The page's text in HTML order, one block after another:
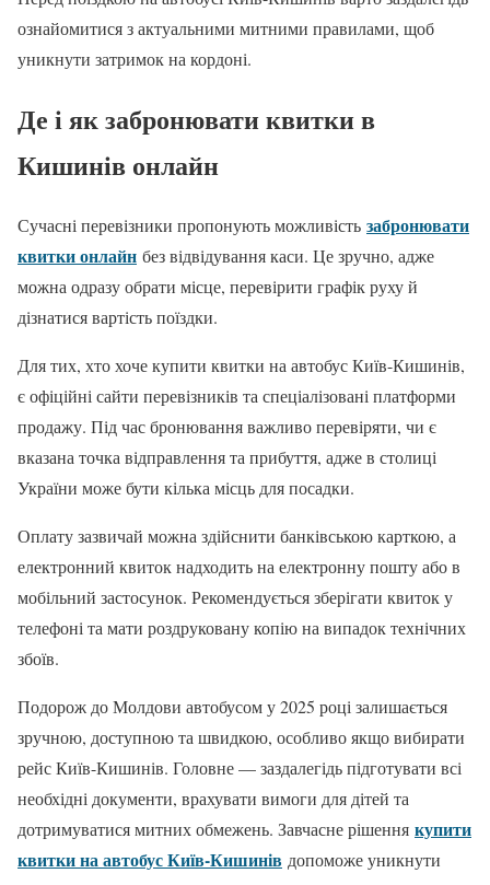
ознайомитися з актуальними митними правилами, щоб
уникнути затримок на кордоні.
Де і як забронювати квитки в
Кишинів онлайн
Сучасні перевізники пропонують можливість забронювати
квитки онлайн без відвідування каси. Це зручно, адже
можна одразу обрати місце, перевірити графік руху й
дізнатися вартість поїздки.
Для тих, хто хоче купити квитки на автобус Київ-Кишинів,
є офіційні сайти перевізників та спеціалізовані платформи
продажу. Під час бронювання важливо перевіряти, чи є
вказана точка відправлення та прибуття, адже в столиці
України може бути кілька місць для посадки.
Оплату зазвичай можна здійснити банківською карткою, а
електронний квиток надходить на електронну пошту або в
мобільний застосунок. Рекомендується зберігати квиток у
телефоні та мати роздруковану копію на випадок технічних
збоїв.
Подорож до Молдови автобусом у 2025 році залишається
зручною, доступною та швидкою, особливо якщо вибирати
рейс Київ-Кишинів. Головне — заздалегідь підготувати всі
необхідні документи, врахувати вимоги для дітей та
дотримуватися митних обмежень. Завчасне рішення купити
квитки на автобус Київ-Кишинів допоможе уникнути